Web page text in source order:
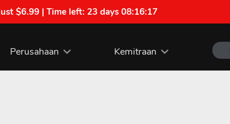
$6.99 | Time left: 23 days 08:16:16
Perusahaan Kemitraan